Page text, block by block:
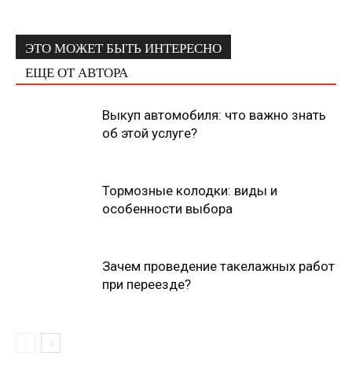
ЭТО МОЖЕТ БЫТЬ ИНТЕРЕСНО
ЕЩЕ ОТ АВТОРА
Выкуп автомобиля: что важно знать
об этой услуге?
Тормозные колодки: виды и
особенности выбора
Зачем проведение такелажных работ
при переезде?